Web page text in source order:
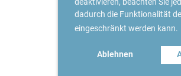
dadurch die Funktionalität
eingeschränkt werden kann.
Ablehnen